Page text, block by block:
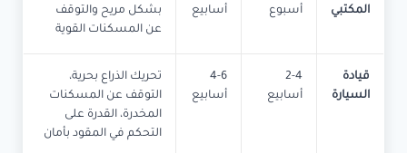
المكتبي
أسبوع
أسابيع
بشكل مريح والتوقف
عن المسكنات القوية
قيادة
السيارة
2-4
أسابيع
4-6
أسابيع
تحريك الذراع بحرية،
التوقف عن المسكنات
المخدرة، القدرة على
التحكم في المقود بأمان